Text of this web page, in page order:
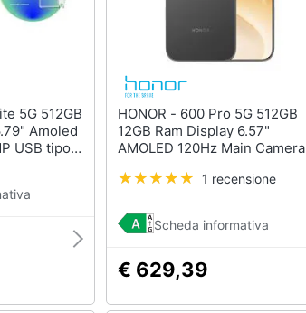
Amoled
USB tipo-
MagicOS 9
+
HONOR - 600 Pro 5G 512GB
12GB Ram Display 6.57"
AMOLED 120Hz Main Camera
DualSim (nano+eSim) Android
Elite 6400mAh Black
1 recensione
Scheda informativa
€ 629,39